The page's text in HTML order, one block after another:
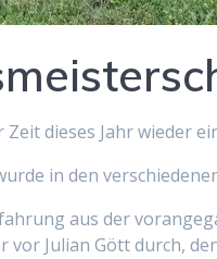
dieses Jahr wieder
in den
aus der
Julian Gött durch,